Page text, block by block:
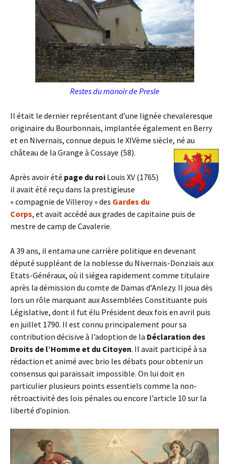
Restes du manoir de Presle
Il était le dernier représentant d’une lignée chevaleresque
originaire du Bourbonnais, implantée également en Berry
et en Nivernais, connue depuis le XIVème siècle, né au
château de la Grange à Cossaye (58).
Après avoir été page du roi Louis XV (1765)
il avait été reçu dans la prestigieuse
« compagnie de Villeroy » des Gardes du
Corps, et avait accédé aux grades de capitaine puis de
mestre de camp de Cavalerie.
A 39 ans, il entama une carrière politique en devenant
député suppléant de la noblesse du Nivernais-Donziais aux
Etats-Généraux, où il siégea rapidement comme titulaire
après la démission du comte de Damas d’Anlezy. Il joua dès
lors un rôle marquant aux Assemblées Constituante puis
Législative, dont il fut élu Président deux fois en avril puis
en juillet 1790. Il est connu principalement pour sa
contribution décisive à l’adoption de la Déclaration des
Droits de l’Homme et du Citoyen. Il avait participé à sa
rédaction et animé avec brio les débats pour obtenir un
consensus qui paraissait impossible. On lui doit en
particulier plusieurs points essentiels comme la non-
rétroactivité des lois pénales ou encore l’article 10 sur la
liberté d’opinion.